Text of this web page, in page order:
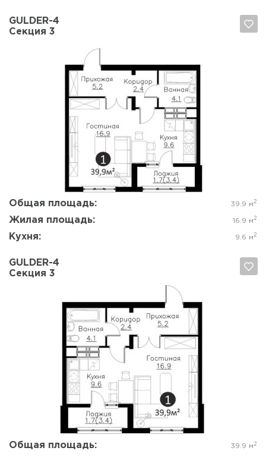
GULDER-4
Секция 3
Общая площадь: 39.9 м 2
Жилая площадь: 16.9 м 2
Кухня: 9.6 м 2
Да, удалить Отмена
GULDER-4
Секция 3
Общая площадь: 39.9 м 2
Да, удалить Отмена